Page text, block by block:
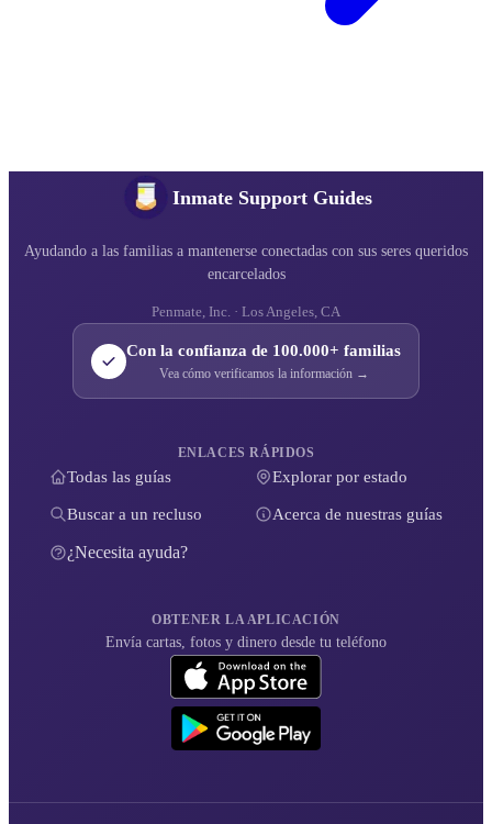
Inmate Support Guides
Ayudando a las familias a mantenerse conectadas con sus seres queridos
encarcelados
Penmate, Inc. · Los Angeles, CA
Con la confianza de 100.000+ familias
Vea cómo verificamos la información →
ENLACES RÁPIDOS
Todas las guías Explorar por estado
Buscar a un recluso Acerca de nuestras guías
¿Necesita ayuda?
OBTENER LA APLICACIÓN
Envía cartas, fotos y dinero desde tu teléfono